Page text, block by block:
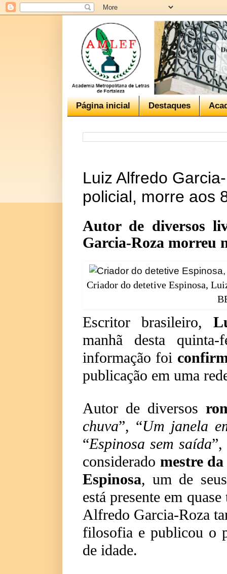
Página inicial Destaques
Luiz Alfredo
policial, morre aos
Autor de diversos
Garcia-Roza morreu
Criador do detetive Espinosa,
Escritor brasileiro,
manhã desta
informação foi
publicação em uma
Autor de diversos
chuva”, “Um janela
“Espinosa sem saída
considerado mestre
Espinosa, um de
está presente em
Alfredo Garcia-Roza
filosofia e publicou o
de idade.